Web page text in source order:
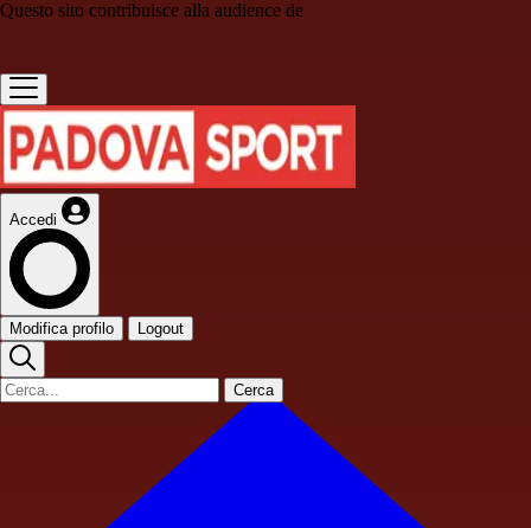
Questo sito contribuisce alla audience de
Accedi
Modifica profilo Logout
Cerca